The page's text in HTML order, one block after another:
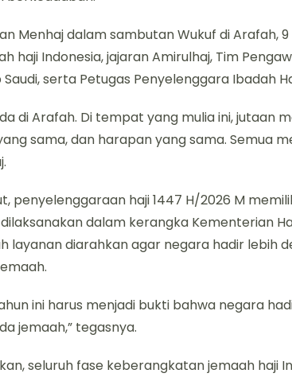
Menhaj dalam sambutan Wukuf di Arafah, 9
haji Indonesia, jajaran Amirulhaj, Tim
serta Petugas Penyelenggara Ibadah
di Arafah. Di tempat yang mulia ini, jutaan
sama, dan harapan yang sama. Semua
penyelenggaraan haji 1447 H/2026 M
dalam kerangka Kementerian
layanan diarahkan agar negara hadir lebih
ini harus menjadi bukti bahwa negara
jemaah,” tegasnya.
seluruh fase keberangkatan jemaah haji